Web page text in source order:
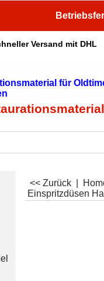
Versand mit DHL
<< Zurück
Einspritzdüsen